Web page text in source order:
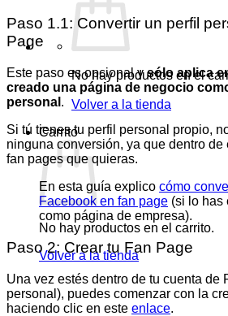
No hay productos en el
Volver a la tienda
Carrito
No hay productos en el carrito.
Volver a la tienda
Paso 1.1: Convertir un perfil
Page
Este paso es opcional ysólo aplica
creado una página de negocio
personal .
Si tú tienes tu perfil personal propio,
ninguna conversión, ya que dentro de
fan pages que quieras.
En esta guía explico cómo
Facebook en fan page (si lo has
como página de empresa).
Paso 2: Crear tu Fan Page
Una vez estés dentro de tu cuenta de
personal), puedes comenzar con la
haciendo clic en este enlace.